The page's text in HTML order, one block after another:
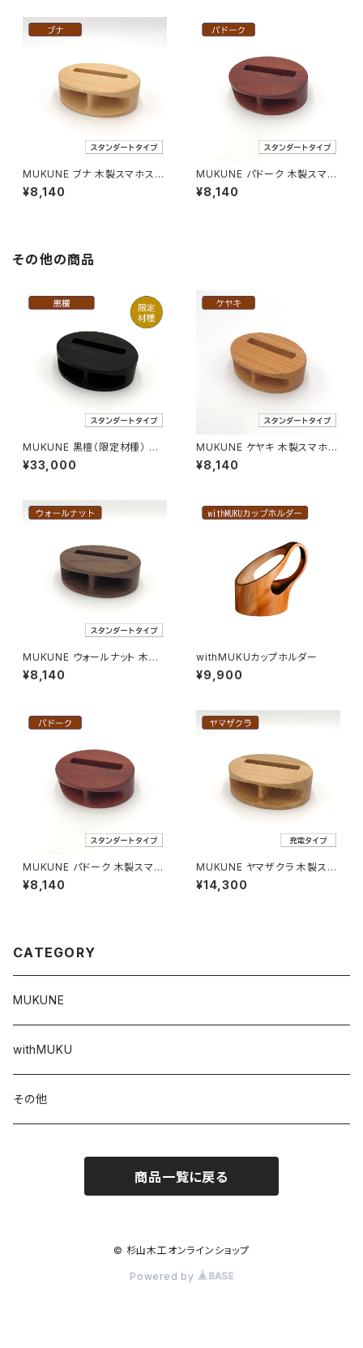
MUKUNE ブナ 木製スマホスピ
ーカー
¥8,140
MUKUNE パドーク 木製スマホ
スピーカー
¥8,140
その他の商品
MUKUNE 黒檀（限定材種） 木
製スマホスピーカー
¥33,000
MUKUNE ケヤキ 木製スマホス
ピーカー
¥8,140
MUKUNE ウォールナット 木製
スマホスピーカー
¥8,140
withMUKUカップホルダー
¥9,900
MUKUNE パドーク 木製スマホ
スピーカー
¥8,140
MUKUNE ヤマザクラ 木製スマ
ホスピーカー 充電可能
¥14,300
CATEGORY
MUKUNE
withMUKU
その他
商品一覧に戻る
© 杉山木工オンラインショップ
Powered by